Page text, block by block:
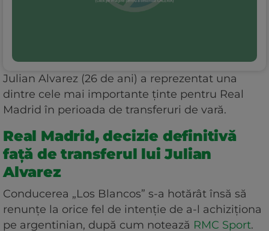
Julian Alvarez (26 de ani) a reprezentat una
dintre cele mai importante ținte pentru Real
Madrid în perioada de transferuri de vară.
Real Madrid, decizie definitivă
față de transferul lui Julian
Alvarez
Conducerea „Los Blancos” s-a hotărât însă să
renunțe la orice fel de intenție de a-l achiziționa
pe argentinian, după cum notează RMC Sport.